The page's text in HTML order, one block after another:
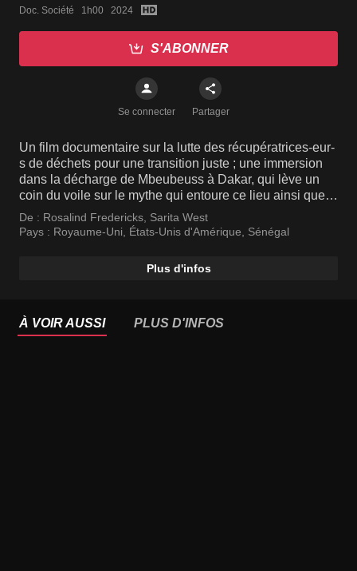
Doc. Société   1h00   2024
S'ABONNER
Se connecter Partager
Un film documentaire sur la lutte des récupératrices-eur-
s de déchets pour une transition juste ; une immersion
dans la décharge de Mbeubeuss à Dakar, qui lève un
coin du voile sur le mythe qui entoure ce lieu ainsi que
le quotidien de ces travailleurs dont les emplois sont
menacés par le projet de restructuration de la décharge.
De : Rosalind Fredericks, Sarita West
Pays : Royaume-Uni, États-Unis d'Amérique, Sénégal
Plus d'infos
À VOIR AUSSI PLUS D'INFOS